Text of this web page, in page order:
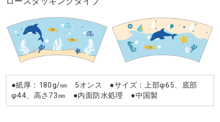
●紙厚：180g/㎜ 5オンス ●サイズ：上部φ65、底部
φ44、高さ73㎜ ●内面防水処理 ●中国製